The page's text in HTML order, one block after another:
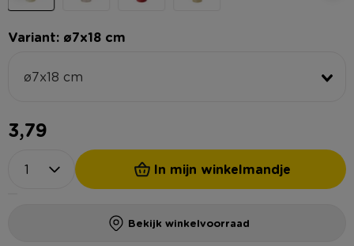
Variant: ø7x18 cm
ø7x18 cm
3,79
In mijn winkelmandje
Bekijk winkelvoorraad